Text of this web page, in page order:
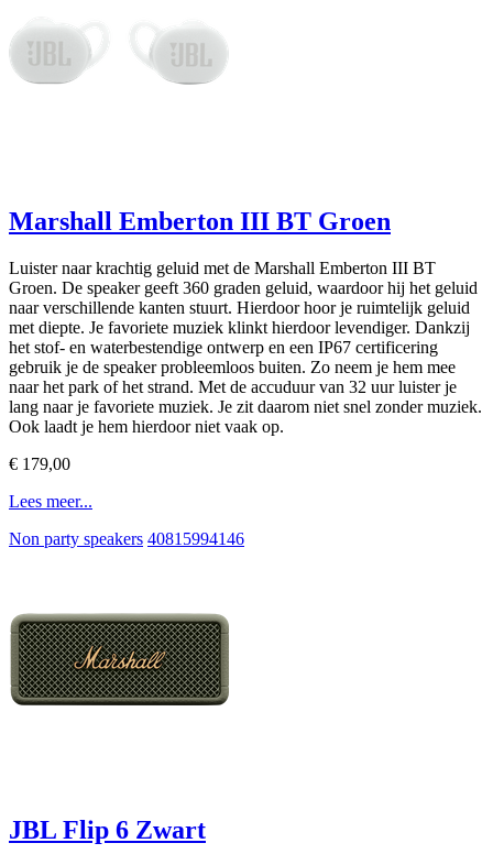
Marshall Emberton III BT Groen
Luister naar krachtig geluid met de Marshall Emberton III BT
Groen. De speaker geeft 360 graden geluid, waardoor hij het geluid
naar verschillende kanten stuurt. Hierdoor hoor je ruimtelijk geluid
met diepte. Je favoriete muziek klinkt hierdoor levendiger. Dankzij
het stof- en waterbestendige ontwerp en een IP67 certificering
gebruik je de speaker probleemloos buiten. Zo neem je hem mee
naar het park of het strand. Met de accuduur van 32 uur luister je
lang naar je favoriete muziek. Je zit daarom niet snel zonder muziek.
Ook laadt je hem hierdoor niet vaak op.
€ 179,00
Lees meer...
Non party speakers 40815994146
JBL Flip 6 Zwart